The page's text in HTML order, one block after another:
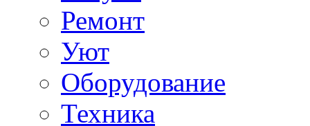
Ремонт
Уют
Оборудование
Техника